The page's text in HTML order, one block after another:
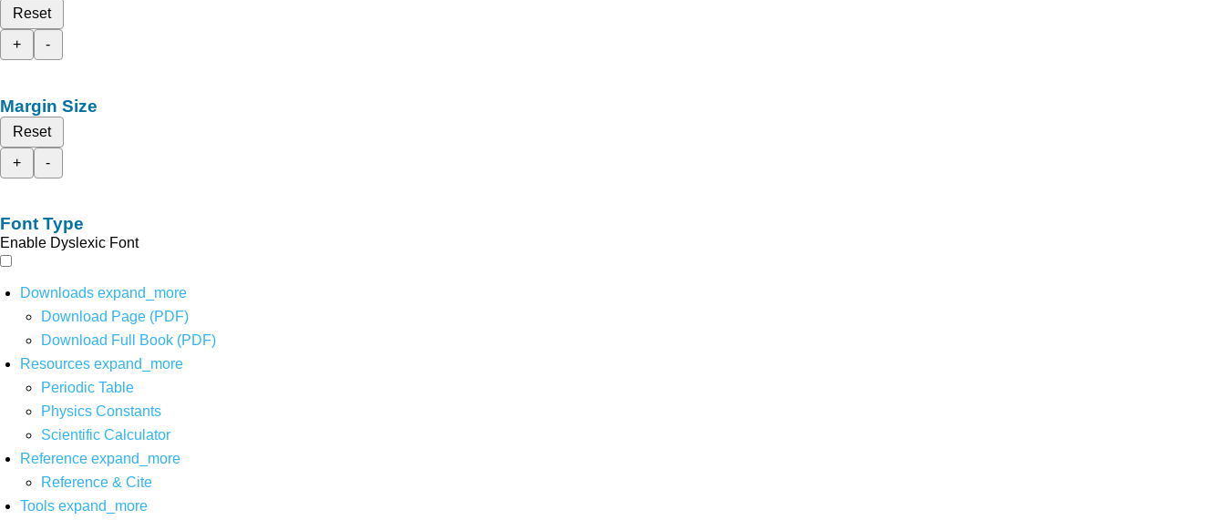
Reset
+
-
Margin Size
Reset
+
-
Font Type
Enable Dyslexic Font
Downloads expand_more
Download Page (PDF)
Download Full Book (PDF)
Resources expand_more
Periodic Table
Physics Constants
Scientific Calculator
Reference expand_more
Reference & Cite
Tools expand_more